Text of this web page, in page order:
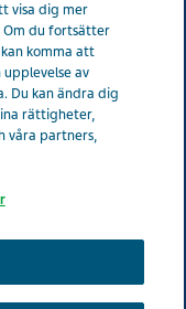
visa dig mer
Om du fortsätter
komma att
av
Du kan ändra dig
rättigheter,
våra partners,